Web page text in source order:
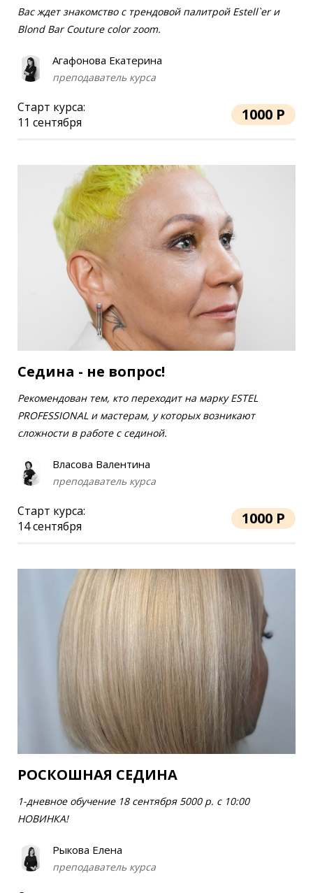
Вас ждет знакомство с трендовой палитрой Estell`er и
Blond Bar Couture color zoom.
Агафонова Екатерина
преподаватель курса
Старт курса:
11 сентября
1000 Р
Седина - не вопрос!
Рекомендован тем, кто переходит на марку ESTEL
PROFESSIONAL и мастерам, у которых возникают
сложности в работе с сединой.
Власова Валентина
преподаватель курса
Старт курса:
14 сентября
1000 Р
РОСКОШНАЯ СЕДИНА
1-дневное обучение 18 сентября 5000 р. с 10:00
НОВИНКА!
Рыкова Елена
преподаватель курса